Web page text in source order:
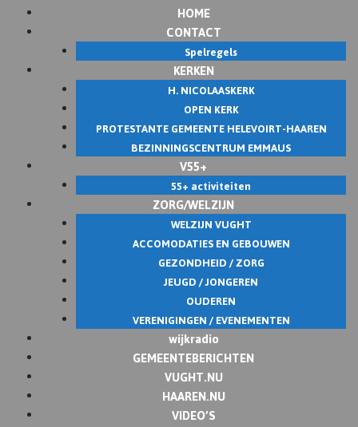
HOME
CONTACT
Spelregels
KERKEN
H. NICOLAASKERK
OPEN KERK
PROTESTANTE GEMEENTE HELEVOIRT-HAAREN
BEZINNINGSCENTRUM EMMAUS
V55+
55+ activiteiten
ZORG/WELZIJN
WELZIJN VUGHT
ACCOMODATIES EN GEBOUWEN
GEZONDHEID / ZORG
JEUGD / JONGEREN
OUDEREN
VERENIGINGEN / EVENEMENTEN
wijkradio
GEMEENTEBERICHTEN
VUGHT.NU
HAAREN.NU
VIDEO’S